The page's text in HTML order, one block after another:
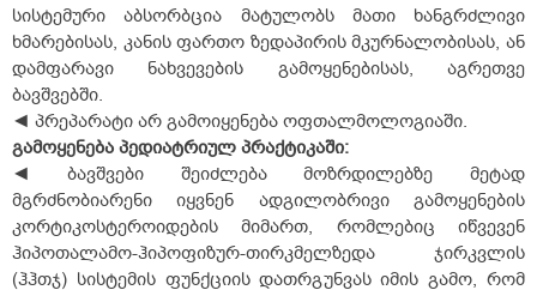
სისტემური აბსორბცია მატულობს მათი ხანგრძლივი
ხმარებისას, კანის ფართო ზედაპირის მკურნალობისას, ან
დამფარავი ნახვევების გამოყენებისას, აგრეთვე
ბავშვებში.
◄ პრეპარატი არ გამოიყენება ოფთალმოლოგიაში.
გამოყენება პედიატრიულ პრაქტიკაში:
◄ ბავშვები შეიძლება მოზრდილებზე მეტად
მგრძნობიარენი იყვნენ ადგილობრივი გამოყენების
კორტიკოსტეროიდების მიმართ, რომლებიც იწვევენ
ჰიპოთალამო-ჰიპოფიზურ-თირკმელზედა ჯირკვლის
(ჰჰთჯ) სისტემის ფუნქციის დათრგუნვას იმის გამო, რომ